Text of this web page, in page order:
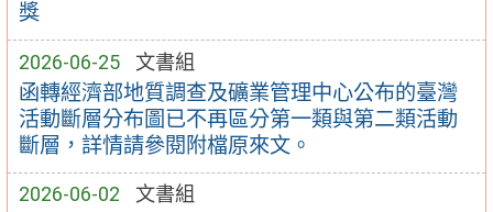
獎
2026-06-25 文書組
函轉經濟部地質調查及礦業管理中心公布的臺灣
活動斷層分布圖已不再區分第一類與第二類活動
斷層，詳情請參閱附檔原來文。
2026-06-02 文書組